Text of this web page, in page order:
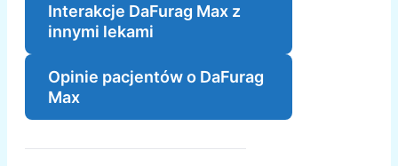
Interakcje DaFurag Max z
innymi lekami
Opinie pacjentów o DaFurag
Max